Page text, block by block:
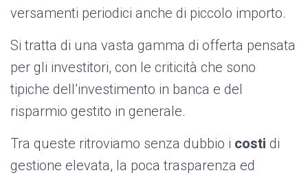
versamenti periodici anche di piccolo importo.
Si tratta di una vasta gamma di offerta pensata
per gli investitori, con le criticità che sono
tipiche dell’investimento in banca e del
risparmio gestito in generale.
Tra queste ritroviamo senza dubbio i costi di
gestione elevata, la poca trasparenza ed